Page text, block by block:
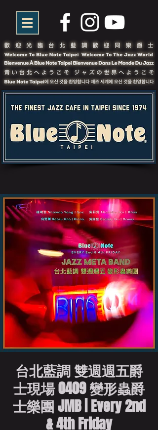
台北藍調 雙週週五爵
士現場 0409 變形蟲爵
士樂團 JMB | Every 2nd
& 4th Friday